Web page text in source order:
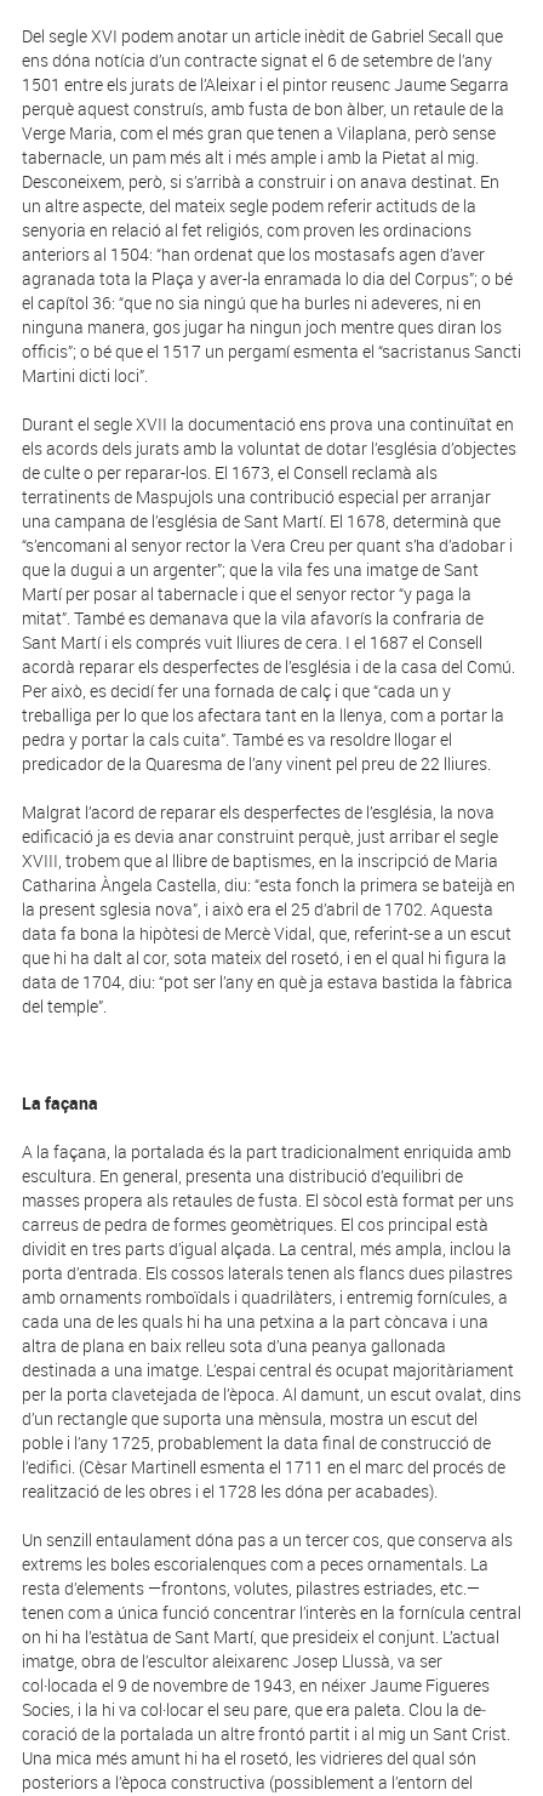
Del segle XVI podem anotar un article inèdit de Gabriel Secall que
ens dóna notícia d’un contracte signat el 6 de setembre de l’any
1501 entre els jurats de l’Aleixar i el pintor reusenc Jaume Segarra
perquè aquest construís, amb fusta de bon àlber, un retaule de la
Verge Maria, com el més gran que tenen a Vilaplana, però sense
tabernacle, un pam més alt i més ample i amb la Pietat al mig.
Desconeixem, però, si s’arribà a construir i on anava destinat. En
un altre aspecte, del mateix segle podem referir actituds de la
senyoria en relació al fet religiós, com proven les ordinacions
anteriors al 1504: “han ordenat que los mostasafs agen d’aver
agranada tota la Plaça y aver-la enramada lo dia del Corpus”; o bé
el capítol 36: “que no sia ningú que ha burles ni adeveres, ni en
ninguna manera, gos jugar ha ningun joch mentre ques diran los
officis”; o bé que el 1517 un pergamí esmenta el “sacristanus Sancti
Martini dicti loci”.
Durant el segle XVII la documentació ens prova una continuïtat en
els acords dels jurats amb la voluntat de dotar l’església d’objectes
de culte o per reparar-los. El 1673, el Consell reclamà als
terratinents de Maspujols una contribució especial per arranjar
una campana de l’església de Sant Martí. El 1678, determinà que
“s’encomani al senyor rector la Vera Creu per quant s’ha d’adobar i
que la dugui a un argenter”; que la vila fes una imatge de Sant
Martí per posar al tabernacle i que el senyor rector “y paga la
mitat”. També es demanava que la vila afavorís la confraria de
Sant Martí i els comprés vuit lliures de cera. I el 1687 el Consell
acordà reparar els desperfectes de l’església i de la casa del Comú.
Per això, es decidí fer una fornada de calç i que “cada un y
treballiga per lo que los afectara tant en la llenya, com a portar la
pedra y portar la cals cuita”. També es va resoldre llogar el
predicador de la Quaresma de l’any vinent pel preu de 22 lliures.
Malgrat l’acord de reparar els desperfectes de l’església, la nova
edificació ja es devia anar construint perquè, just arribar el segle
XVIII, trobem que al llibre de baptismes, en la inscripció de Maria
Catharina Àngela Caste­lla, diu: “esta fonch la primera se bateijà en
la present sglesia nova”, i això era el 25 d’abril de 1702. Aquesta
data fa bona la hipòtesi de Mercè Vidal, que, referint-se a un escut
que hi ha dalt al cor, sota mateix del rosetó, i en el qual hi figura la
data de 1704, diu: “pot ser l’any en què ja estava bastida la fàbrica
del temple”.
La façana
A la façana, la portalada és la part tradicionalment enriquida amb
escultura. En general, presenta una distribució d’equilibri de
masses propera als retaules de fusta. El sòcol està format per uns
carreus de pedra de formes geomètriques. El cos principal està
dividit en tres parts d’igual alçada. La central, més ampla, inclou la
porta d’entrada. Els cossos laterals tenen als flancs dues pilastres
amb ornaments romboïdals i quadrilàters, i entremig fornícules, a
cada una de les quals hi ha una petxina a la part còncava i una
altra de plana en baix relleu sota d’una peanya gallonada
destinada a una imatge. L’espai central és ocupat majoritàriament
per la porta clavetejada de l’època. Al damunt, un escut ovalat, dins
d’un rectangle que suporta una mènsula, mostra un escut del
poble i l’any 1725, probablement la data final de construcció de
l’edifici. (Cèsar Martinell esmenta el 1711 en el marc del procés de
realització de les obres i el 1728 les dóna per acabades).
Un senzill entaulament dóna pas a un tercer cos, que conserva als
extrems les boles escorialenques com a peces ornamentals. La
resta d’elements —frontons, volutes, pilastres estriades, etc.—
tenen com a única funció concentrar l’interès en la fornícula central
on hi ha l’estàtua de Sant Martí, que presideix el conjunt. L’actual
imatge, obra de l’escultor aleixarenc Josep Llussà, va ser
col·locada el 9 de novembre de 1943, en néixer Jaume Figueres
Socies, i la hi va col·locar el seu pare, que era paleta. Clou la de­
coració de la portalada un altre frontó partit i al mig un Sant Crist.
Una mica més amunt hi ha el rosetó, les vidrieres del qual són
posteriors a l’è­poca constructiva (possiblement a l’entorn del